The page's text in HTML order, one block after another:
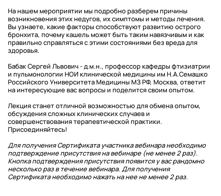
На нашем мероприятии мы подробно разберем причины
возникновения этих недугов, их симптомы и методы лечения.
Вы узнаете, какие факторы способствуют развитию острого
бронхита, почему кашель может быть таким навязчивым и как
правильно справляться с этими состояниями без вреда для
здоровья.
Бабак Сергей Львович - д.м.н., профессор кафедры фтизиатрии
и пульмонологии НОИ клинической медицины им Н.А.Семашко
Российского Университета Медицины МЗ РФ, Москва, ответит
на интересующие вас вопросы и поделится своим опытом.
Лекция станет отличной возможностью для обмена опытом,
обсуждения сложных клинических случаев и
совершенствования терапевтической практики.
Присоединяйтесь!
Для получения Сертификата участника вебинара необходимо
подтверждение присутствия на вебинаре (не менее 2 раз).
Кнопка подтверждения присутствия появится у вас рандомно
несколько раз в течение вебинара. Для получения
Сертификата необходимо нажать на нее не менее 2 раз.